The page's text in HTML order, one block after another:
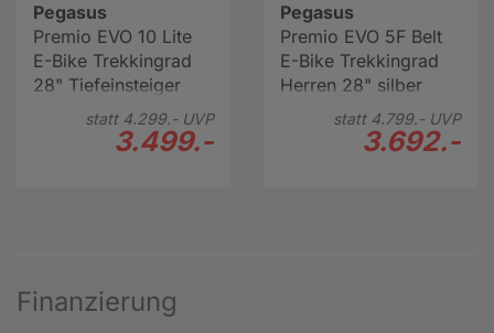
Pegasus
Premio EVO 10 Lite
E-Bike Trekkingrad
28" Tiefeinsteiger
statt 4.299.-UVP
3.499.-
Pegasus
Premio EVO 5F Belt
E-Bike Trekkingrad
Herren 28" silber
statt 4.799.-UVP
3.692.-
Finanzierung